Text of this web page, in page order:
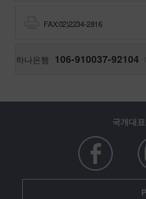
FAX:02)2234-2816
하나은행 106-910037-92104
국개대표